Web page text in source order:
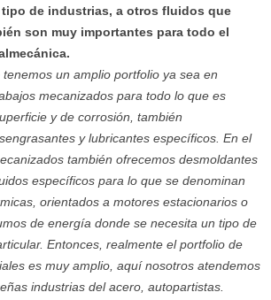
de industrias, a otros fluidos que
son muy importantes para todo el
un amplio portfolio ya sea en
mecanizados para todo lo que es
y de corrosión, también
y lubricantes específicos. En el
también ofrecemos desmoldantes
específicos para lo que se denominan
orientados a motores estacionarios o
de energía donde se necesita un tipo de
Entonces, realmente el portfolio de
es muy amplio, aquí nosotros atendemos
industrias del acero, autopartistas.